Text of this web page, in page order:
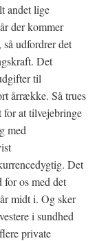
andet lige
der kommer
udfordrer det
Det
til
årrække. Så trues
for at tilvejebringe
med
Det
os med det
midt i. Og sker
i sundhed
private